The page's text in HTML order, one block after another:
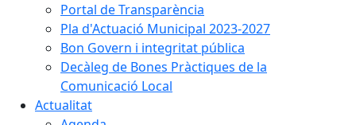
Portal de Transparència
Pla d'Actuació Municipal 2023-2027
Bon Govern i integritat pública
Decàleg de Bones Pràctiques de la
Comunicació Local
Actualitat